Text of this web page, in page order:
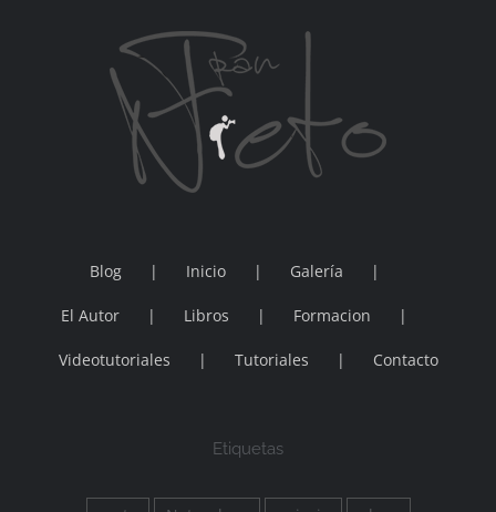
Blog Inicio Galería
El Autor Libros Formacion
Videotutoriales Tutoriales Contacto
Etiquetas